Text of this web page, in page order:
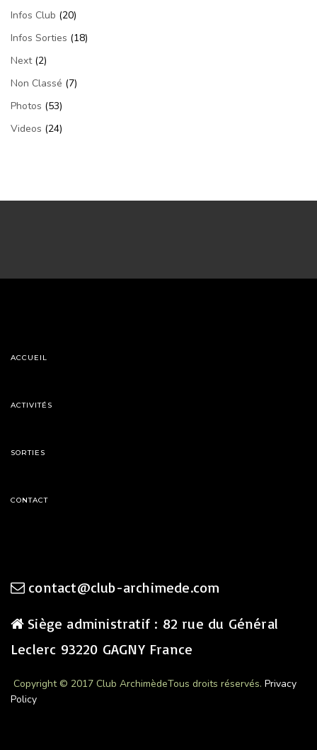
Infos Club (20)
Infos Sorties (18)
Next(2)
Non Classé (7)
Photos (53)
Videos (24)
ACCUEIL
ACTIVITÉS
SORTIES
CONTACT
contact@club-archimede.com
Siège administratif : 82 rue du Général
Leclerc 93220 GAGNY France
Copyright © 2017 Club ArchimèdeTous droits réservés. Privacy
Policy